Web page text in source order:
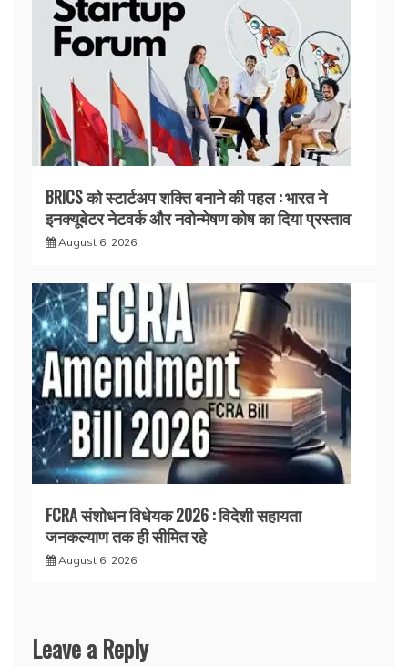
BRICS को स्टार्टअप शक्ति बनाने की पहल : भारत ने
इनक्यूबेटर नेटवर्क और नवोन्मेषण कोष का दिया प्रस्ताव
August 6, 2026
FCRA संशोधन विधेयक 2026 : विदेशी सहायता
जनकल्याण तक ही सीमित रहे
August 6, 2026
Leave a Reply